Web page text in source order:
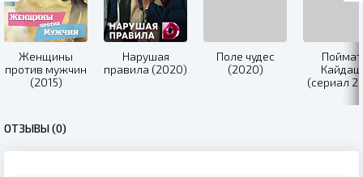
Женщины
против мужчин
(2015)
Нарушая
правила (2020)
Поле чудес
(2020)
(сериал
ОТЗЫВЫ (0)